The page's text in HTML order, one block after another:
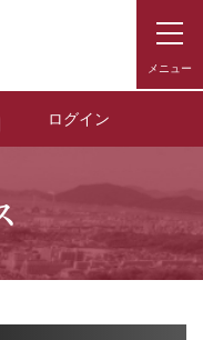
ログイン